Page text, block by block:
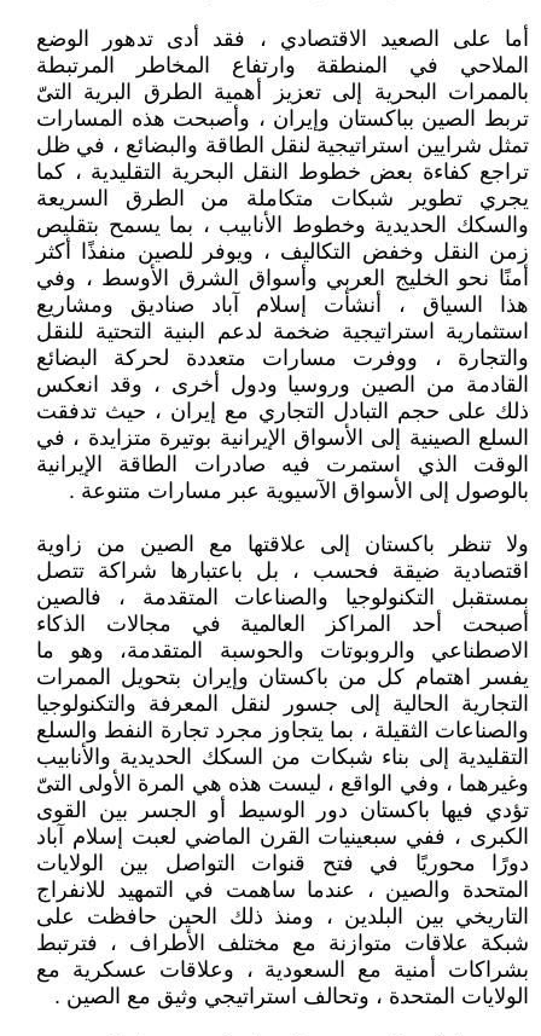
أما على الصعيد الاقتصادي ، فقد أدى تدهور الوضع
الملاحي في المنطقة وارتفاع المخاطر المرتبطة
بالممرات البحرية إلى تعزيز أهمية الطرق البرية التىّ
تربط الصين بباكستان وإيران ، وأصبحت هذه المسارات
تمثل شرايين استراتيجية لنقل الطاقة والبضائع ، في ظل
تراجع كفاءة بعض خطوط النقل البحرية التقليدية ، كما
يجري تطوير شبكات متكاملة من الطرق السريعة
والسكك الحديدية وخطوط الأنابيب ، بما يسمح بتقليص
زمن النقل وخفض التكاليف ، ويوفر للصين منفذًا أكثر
أمنًا نحو الخليج العربي وأسواق الشرق الأوسط ، وفي
هذا السياق ، أنشأت إسلام آباد صناديق ومشاريع
استثمارية استراتيجية ضخمة لدعم البنية التحتية للنقل
والتجارة ، ووفرت مسارات متعددة لحركة البضائع
القادمة من الصين وروسيا ودول أخرى ، وقد انعكس
ذلك على حجم التبادل التجاري مع إيران ، حيث تدفقت
السلع الصينية إلى الأسواق الإيرانية بوتيرة متزايدة ، في
الوقت الذي استمرت فيه صادرات الطاقة الإيرانية
بالوصول إلى الأسواق الآسيوية عبر مسارات متنوعة .
ولا تنظر باكستان إلى علاقتها مع الصين من زاوية
اقتصادية ضيقة فحسب ، بل باعتبارها شراكة تتصل
بمستقبل التكنولوجيا والصناعات المتقدمة ، فالصين
أصبحت أحد المراكز العالمية في مجالات الذكاء
الاصطناعي والروبوتات والحوسبة المتقدمة، وهو ما
يفسر اهتمام كل من باكستان وإيران بتحويل الممرات
التجارية الحالية إلى جسور لنقل المعرفة والتكنولوجيا
والصناعات الثقيلة ، بما يتجاوز مجرد تجارة النفط والسلع
التقليدية إلى بناء شبكات من السكك الحديدية والأنابيب
وغيرهما ، وفي الواقع ، ليست هذه هي المرة الأولى التىّ
تؤدي فيها باكستان دور الوسيط أو الجسر بين القوى
الكبرى ، ففي سبعينيات القرن الماضي لعبت إسلام آباد
دورًا محوريًا في فتح قنوات التواصل بين الولايات
المتحدة والصين ، عندما ساهمت في التمهيد للانفراج
التاريخي بين البلدين ، ومنذ ذلك الحين حافظت على
شبكة علاقات متوازنة مع مختلف الأطراف ، فترتبط
بشراكات أمنية مع السعودية ، وعلاقات عسكرية مع
الولايات المتحدة ، وتحالف استراتيجي وثيق مع الصين .